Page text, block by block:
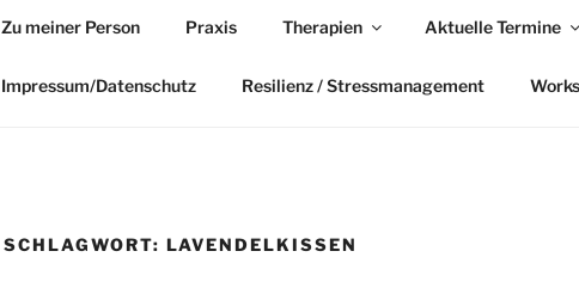
Zu meiner Person Praxis Therapien Aktuelle Termine
Impressum/Datenschutz Resilienz / Stressmanagement
SCHLAGWORT: LAVENDELKISSEN